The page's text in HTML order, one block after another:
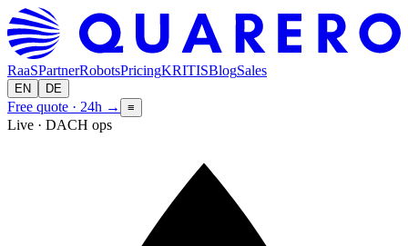
RaaSPartnerRobotsPricingKRITISBlogSales
EN DE
Free quote · 24h → ≡
Live · DACH ops